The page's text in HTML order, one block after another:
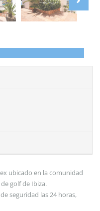
ubicado en la comunidad
golf de Ibiza.
seguridad las 24 horas,